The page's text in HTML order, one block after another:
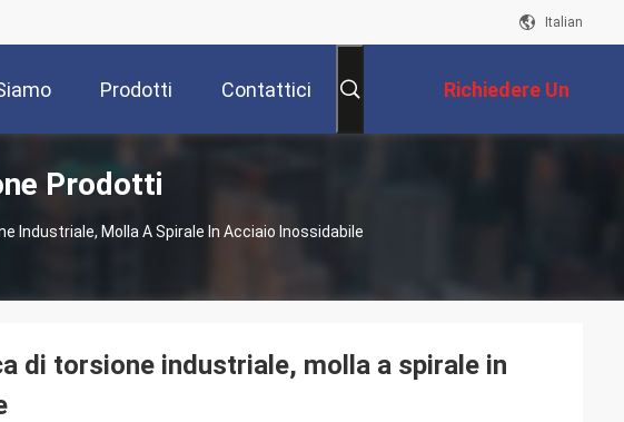
Italian
Prodotti Contattici Richiedere Un
Preventivo
Prodotti
Industriale, Molla A Spirale In Acciaio Inossidabile
di torsione industriale, molla a spirale in